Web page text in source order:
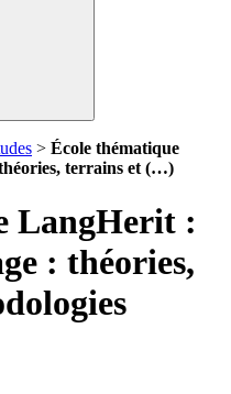
> École thématique
terrains et (…)
LangHerit :
: théories,